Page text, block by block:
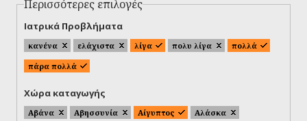
Περισσότερες επιλογές
Ιατρικά Προβλήματα
κανένα ελάχιστα λίγα πολυ λίγα
πολλά
πάρα πολλά
Χώρα καταγωγής
Αβάνα Αβησσυνία Αίγυπτος
Αλάσκα